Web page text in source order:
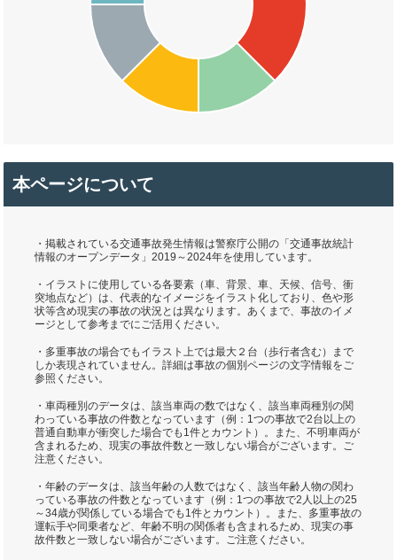
本ページについて
・掲載されている交通事故発生情報は警察庁公開の「交通事故統計
情報のオープンデータ」2019～2024年を使用しています。
・イラストに使用している各要素（車、背景、車、天候、信号、衝
突地点など）は、代表的なイメージをイラスト化しており、色や形
状等含め現実の事故の状況とは異なります。あくまで、事故のイメ
ージとして参考までにご活用ください。
・多重事故の場合でもイラスト上では最大２台（歩行者含む）まで
しか表現されていません。詳細は事故の個別ページの文字情報をご
参照ください。
・車両種別のデータは、該当車両の数ではなく、該当車両種別の関
わっている事故の件数となっています（例：1つの事故で2台以上の
普通自動車が衝突した場合でも1件とカウント）。また、不明車両が
含まれるため、現実の事故件数と一致しない場合がございます。ご
注意ください。
・年齢のデータは、該当年齢の人数ではなく、該当年齢人物の関わ
っている事故の件数となっています（例：1つの事故で2人以上の25
～34歳が関係している場合でも1件とカウント）。また、多重事故の
運転手や同乗者など、年齢不明の関係者も含まれるため、現実の事
故件数と一致しない場合がございます。ご注意ください。